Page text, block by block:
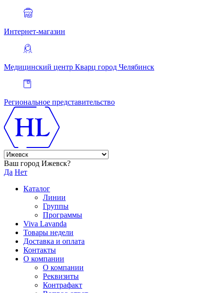
Интернет-магазин
Медицинский центр Кварц город Челябинск
Региональное представительство
Ваш город Ижевск?
Да Нет
Каталог
Линии
Группы
Программы
Viva Lavanda
Товары недели
Доставка и оплата
Контакты
О компании
О компании
Реквизиты
Контрафакт